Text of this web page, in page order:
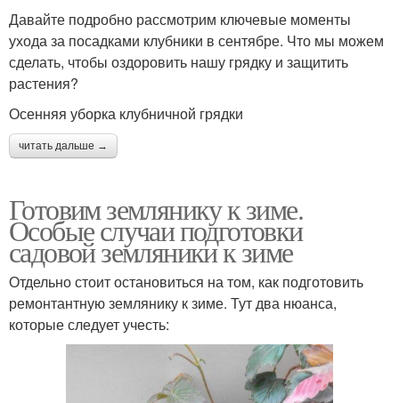
Давайте подробно рассмотрим ключевые моменты
ухода за посадками клубники в сентябре. Что мы можем
сделать, чтобы оздоровить нашу грядку и защитить
растения?
Осенняя уборка клубничной грядки
читать дальше →
Готовим землянику к зиме.
Особые случаи подготовки
садовой земляники к зиме
Отдельно стоит остановиться на том, как подготовить
ремонтантную землянику к зиме. Тут два нюанса,
которые следует учесть: